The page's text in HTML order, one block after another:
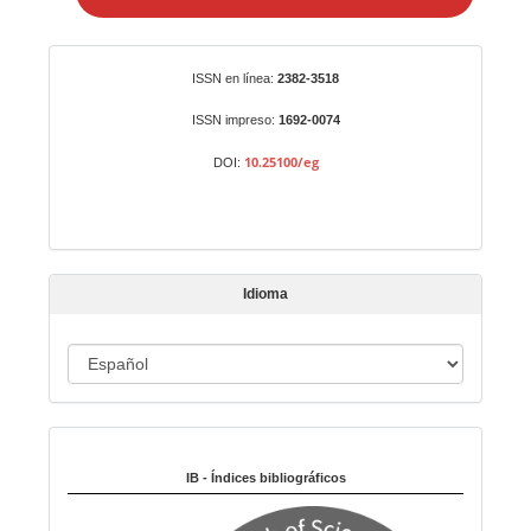
a
c
ISSN en línea: 2382-3518
ISSN impreso: 1692-0074
DOI: 10.25100/eg
Idioma
d
m
IB - Índices bibliográficos